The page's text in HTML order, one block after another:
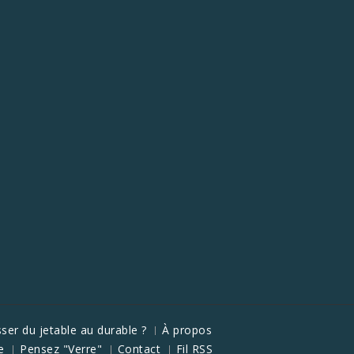
du jetable au durable ?
À propos
Pensez "Verre" Contact Fil RSS